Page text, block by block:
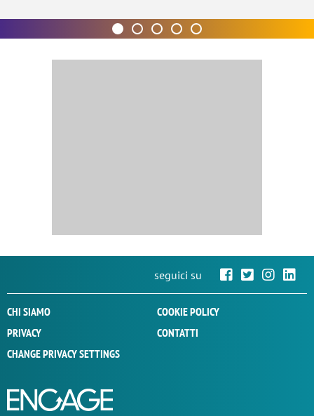
seguici su
CHI SIAMO
COOKIE POLICY
PRIVACY
CONTATTI
CHANGE PRIVACY SETTINGS